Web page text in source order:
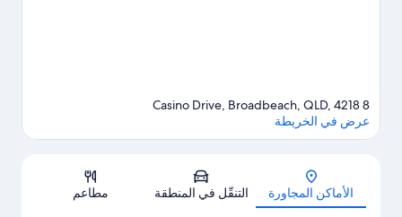
الخريطة
8 Casino Drive, Broadbeach, QLD, 4218
عرض في الخريطة
الأماكن المجاورة التنقّل في المنطقة مطاعم